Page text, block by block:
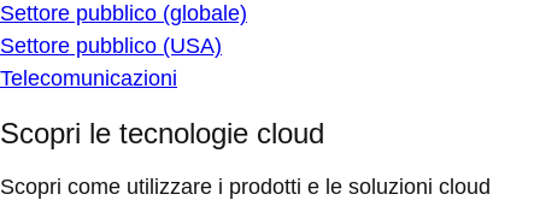
Settore pubblico (globale)
Settore pubblico (USA)
Telecomunicazioni
Scopri le tecnologie cloud
Scopri come utilizzare i prodotti e le soluzioni cloud